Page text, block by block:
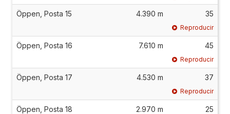
Öppen, Posta 15 4.390 m 35
Reproducir
Öppen, Posta 16 7.610 m 45
Reproducir
Öppen, Posta 17 4.530 m 37
Reproducir
Öppen, Posta 18 2.970 m 25